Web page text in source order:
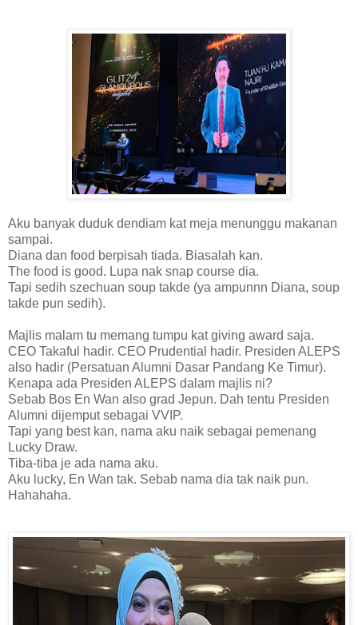
Aku banyak duduk dendiam kat meja menunggu makanan
sampai.
Diana dan food berpisah tiada. Biasalah kan.
The food is good. Lupa nak snap course dia.
Tapi sedih szechuan soup takde (ya ampunnn Diana, soup
takde pun sedih).
Majlis malam tu memang tumpu kat giving award saja.
CEO Takaful hadir. CEO Prudential hadir. Presiden ALEPS
also hadir (Persatuan Alumni Dasar Pandang Ke Timur).
Kenapa ada Presiden ALEPS dalam majlis ni?
Sebab Bos En Wan also grad Jepun. Dah tentu Presiden
Alumni dijemput sebagai VVIP.
Tapi yang best kan, nama aku naik sebagai pemenang
Lucky Draw.
Tiba-tiba je ada nama aku.
Aku lucky, En Wan tak. Sebab nama dia tak naik pun.
Hahahaha.